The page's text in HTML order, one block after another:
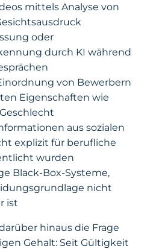
mittels Analyse von
oder
durch KI während
von Bewerbern
Eigenschaften wie
aus sozialen
explizit für berufliche
wurden
Black-Box-Systeme,
nicht
ist
hinaus die Frage
Gehalt: Seit Gültigkeit